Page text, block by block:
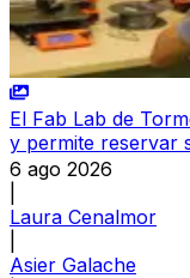
El Fab Lab de
y permite reservar
6 ago 2026
Laura Cenalmor
Asier Galache